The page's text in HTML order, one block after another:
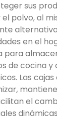
sus
polvo, al
en el
para
de cocina
Las
el